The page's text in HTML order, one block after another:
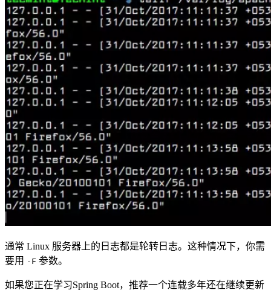
通常 Linux 服务器上的日志都是轮转日志。这种情况下，你需
要用 -F 参数。
如果您正在学习Spring Boot，推荐一个连载多年还在继续更新